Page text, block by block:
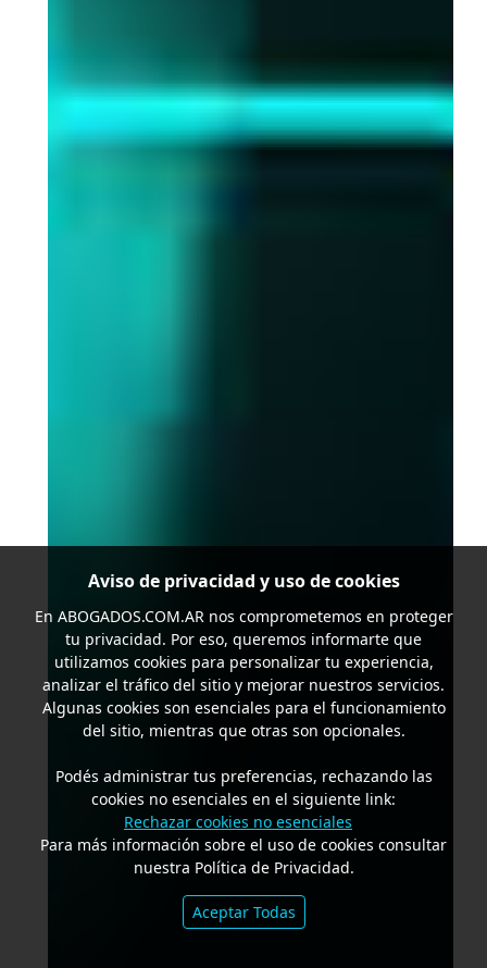
Aviso de privacidad y uso de cookies
En ABOGADOS.COM.ARnos comprometemos en proteger
tu privacidad. Por eso, queremos informarte que
utilizamos cookies para personalizar tu experiencia,
analizar el tráfico del sitio y mejorar nuestros servicios.
Algunas cookies son esenciales para el funcionamiento
del sitio, mientras que otras son opcionales.
Podés administrar tus preferencias, rechazando las
cookies no esenciales en el siguiente link:
Rechazar cookies no esenciales
Para más información sobre el uso de cookies consultar
nuestra Política de Privacidad.
Aceptar Todas